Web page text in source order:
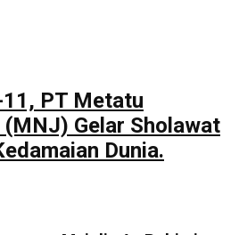
PT Metatu
Gelar Sholawat
Dunia.